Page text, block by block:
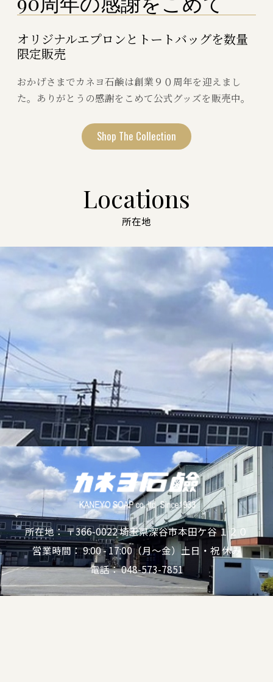
オリジナルエプロンとトートバッグを数量
限定販売
おかげさまでカネヨ石鹸は創業９０周年を迎えまし
た。ありがとうの感謝をこめて公式グッズを販売中。
Shop The Collection
Locations
所在地
所在地： 〒366-0022 埼玉県深谷市本田ケ谷 １２０
営業時間： 9:00 - 17:00（月～金）土日・祝 休み
電話： 048-573-7851